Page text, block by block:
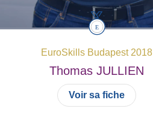
EuroSkills Budapest 2018
Thomas JULLIEN
Voir sa fiche